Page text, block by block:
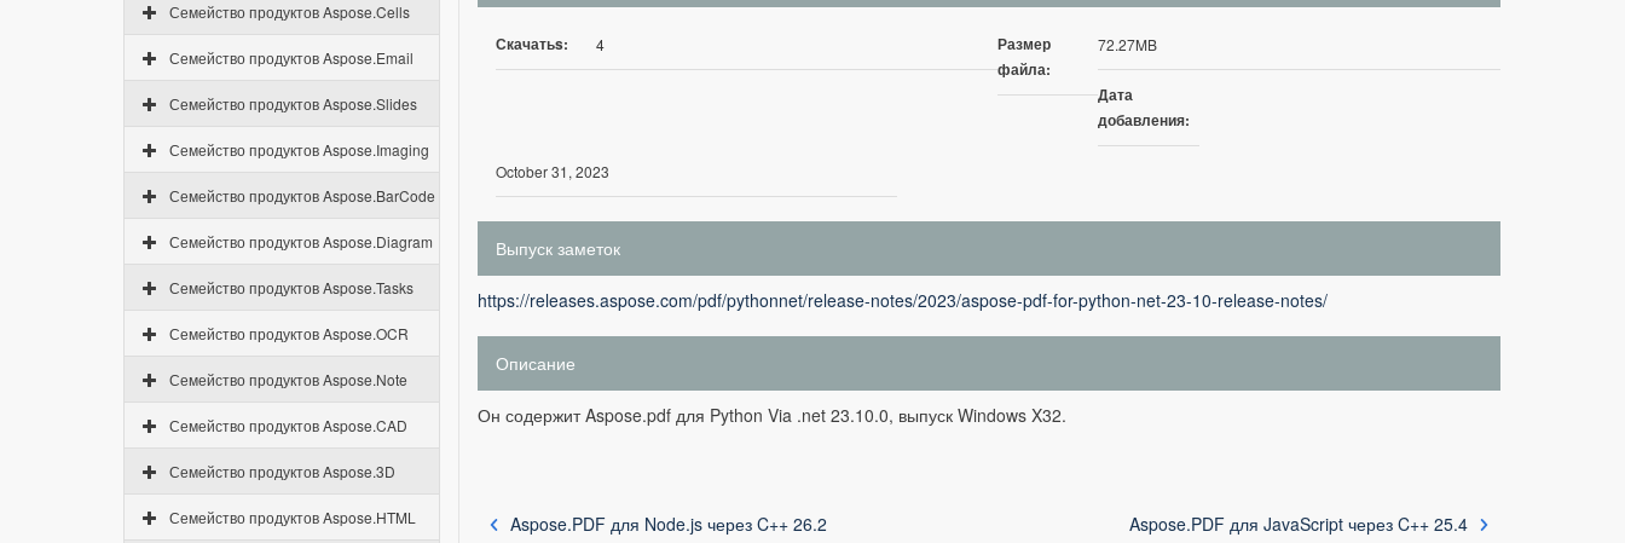
Семейство продуктов Aspose.Cells
Семейство продуктов Aspose.Email
Семейство продуктов Aspose.Slides
Семейство продуктов Aspose.Imaging
Семейство продуктов Aspose.BarCode
Семейство продуктов Aspose.Diagram
Семейство продуктов Aspose.Tasks
Семейство продуктов Aspose.OCR
Семейство продуктов Aspose.Note
Семейство продуктов Aspose.CAD
Семейство продуктов Aspose.3D
Семейство продуктов Aspose.HTML
Скачатьs: 4
Размер
файла:
72.27MB
Дата
добавления:
October 31, 2023
Выпуск заметок
https://releases.aspose.com/pdf/pythonnet/release-notes/2023/aspose-pdf-for-python-net-23-10-release-notes/
Описание
Он содержит Aspose.pdf для Python Via .net 23.10.0, выпуск Windows X32.
Aspose.PDF для Node.js через C++ 26.2 Aspose.PDF для JavaScript через C++ 25.4